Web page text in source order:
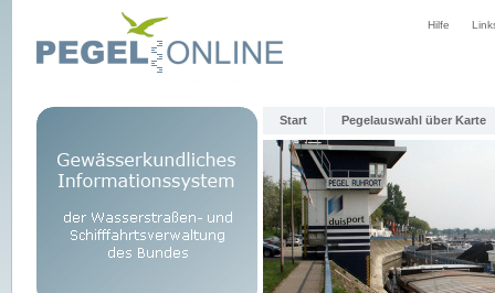
Hilfe
Start Pegelauswahl über Karte